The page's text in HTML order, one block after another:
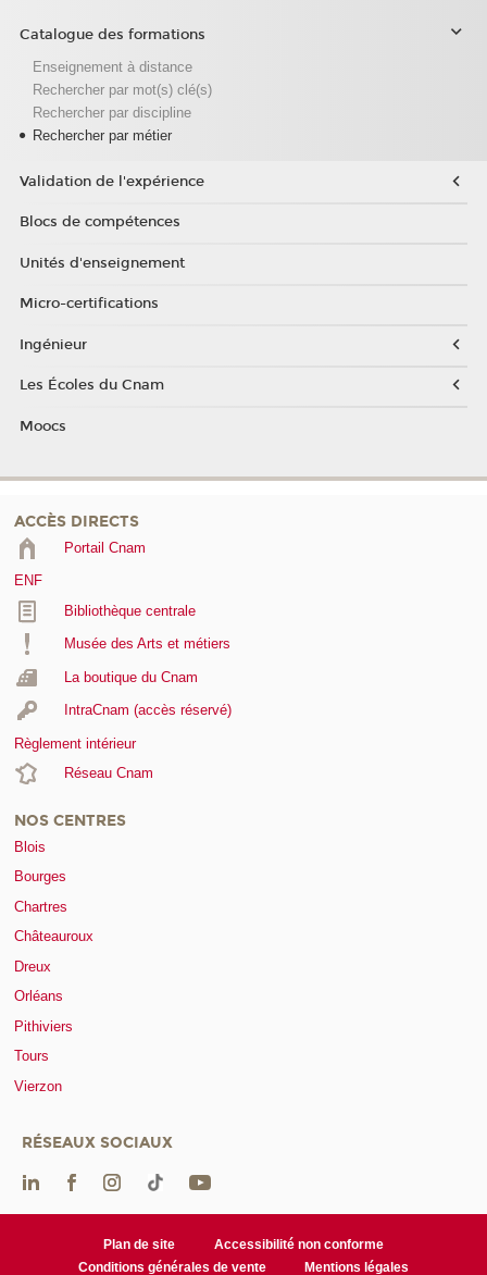
Catalogue des formations
Enseignement à distance
Rechercher par mot(s) clé(s)
Rechercher par discipline
Rechercher par métier
Validation de l'expérience
Blocs de compétences
Unités d'enseignement
Micro-certifications
Ingénieur
Les Écoles du Cnam
Moocs
ACCÈS DIRECTS
Portail Cnam
ENF
Bibliothèque centrale
Musée des Arts et métiers
La boutique du Cnam
IntraCnam (accès réservé)
Règlement intérieur
Réseau Cnam
NOS CENTRES
Blois
Bourges
Chartres
Châteauroux
Dreux
Orléans
Pithiviers
Tours
Vierzon
RÉSEAUX SOCIAUX
Plan de site
Accessibilité non conforme
Conditions générales de vente
Mentions légales